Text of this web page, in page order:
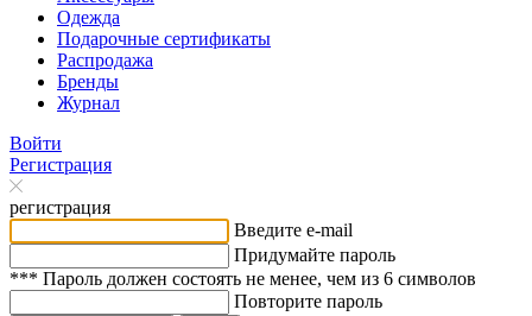
Одежда
Подарочные сертификаты
Распродажа
Бренды
Журнал
Войти
Регистрация
регистрация
Введите e-mail
Придумайте пароль
*** Пароль должен состоять не менее, чем из 6 символов
Повторите пароль